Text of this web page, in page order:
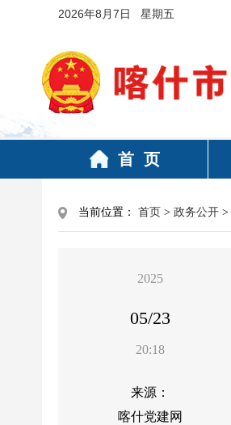
2026年8月7日 星期五
首 页
当前位置： 首页 > 政务公开 >
2025
05/23
20:18
来源：
喀什党建网